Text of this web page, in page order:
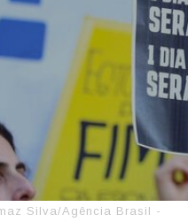
Silva/Agência Brasil -